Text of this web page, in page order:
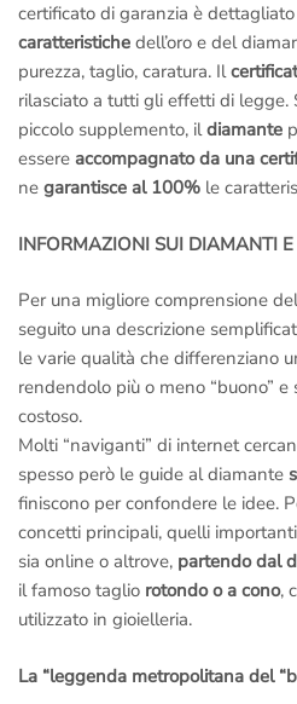
certificato di garanzia è
caratteristiche dell’oro e del
purezza, taglio, caratura. Il
rilasciato a tutti gli effetti di legge.
piccolo supplemento, ildiamante
essere accompagnato da una
ne garantisce al 100% le
INFORMAZIONI SUI DIAMANTI
Per una migliore comprensione
seguito una descrizione
le varie qualità che differenziano
rendendolo più o meno “buono”
costoso.
Molti “naviganti” di internet
spesso però le guide al diamante
finiscono per confondere le idee.
concetti principali, quelli
sia online o altrove, partendo dal
il famoso taglio rotondo o a cono,
utilizzato in gioielleria.
La “leggenda metropolitana del